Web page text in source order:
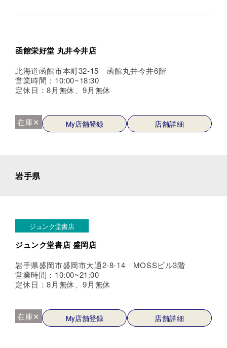
函館栄好堂 丸井今井店
北海道函館市本町32-15 函館丸井今井6階
営業時間：10:00~18:30
定休日：8月無休、9月無休
在庫✕ My店舗登録 店舗詳細
岩手県
ジュンク堂書店
ジュンク堂書店 盛岡店
岩手県盛岡市盛岡市大通2-8-14 MOSSビル3階
営業時間：10:00~21:00
定休日：8月無休、9月無休
在庫✕ My店舗登録 店舗詳細